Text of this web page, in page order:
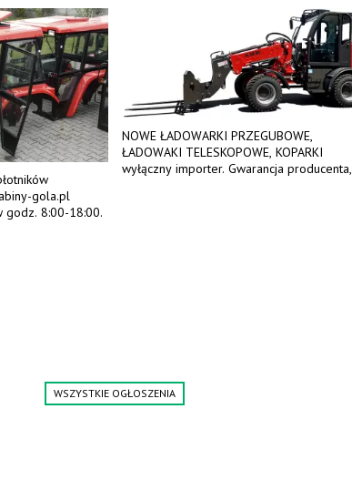
gola.pl
8:00-18:00.
NOWE ŁADOWARKI PRZEGUBOWE,
ŁADOWAKI TELESKOPOWE, KOPARKI
wyłączny importer. Gwarancja producenta,
WSZYSTKIE OGŁOSZENIA